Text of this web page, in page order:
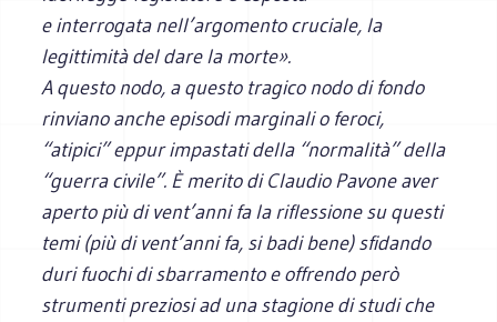
e interrogata nell’argomento cruciale, la
legittimità del dare la morte».
A questo nodo, a questo tragico nodo di fondo
rinviano anche episodi marginali o feroci,
“atipici” eppur impastati della “normalità” della
“guerra civile”. È merito di Claudio Pavone aver
aperto più di vent’anni fa la riflessione su questi
temi (più di vent’anni fa, si badi bene) sfidando
duri fuochi di sbarramento e offrendo però
strumenti preziosi ad una stagione di studi che